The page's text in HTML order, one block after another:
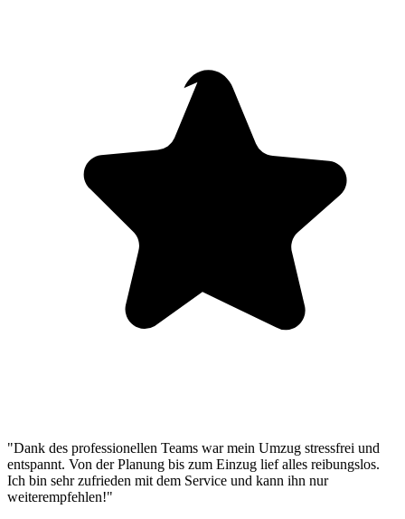
"Dank des professionellen Teams war mein Umzug stressfrei und
entspannt. Von der Planung bis zum Einzug lief alles reibungslos.
Ich bin sehr zufrieden mit dem Service und kann ihn nur
weiterempfehlen!"